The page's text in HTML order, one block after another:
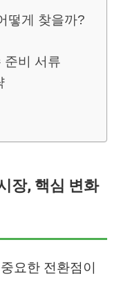
떻게 찾을까?
준비 서류
장, 핵심 변화
요한 전환점이